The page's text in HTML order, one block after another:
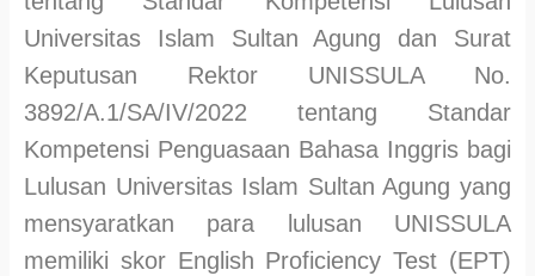
Universitas Islam Sultan Agung dan Surat
Keputusan Rektor UNISSULA No.
3892/A.1/SA/IV/2022 tentang Standar
Kompetensi Penguasaan Bahasa Inggris bagi
Lulusan Universitas Islam Sultan Agung yang
mensyaratkan para lulusan UNISSULA
memiliki skor English Proficiency Test (EPT)